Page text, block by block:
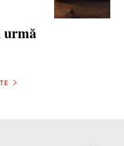
urmă